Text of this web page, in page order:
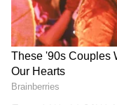
ஆர்சிபி
அணிக்கு
11 எப்படி
ஏசியாநெட்